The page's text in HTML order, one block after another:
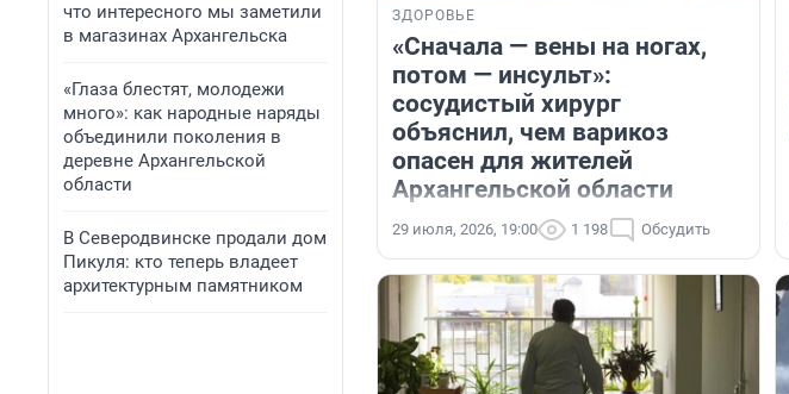
что интересного мы заметили
в магазинах Архангельска
«Глаза блестят, молодежи
много»: как народные наряды
объединили поколения в
деревне Архангельской
области
В Северодвинске продали дом
Пикуля: кто теперь владеет
архитектурным памятником
ЗДОРОВЬЕ
«Сначала — вены на ногах,
потом — инсульт»:
сосудистый хирург
объяснил, чем варикоз
опасен для жителей
Архангельской области
29 июля, 2026, 19:00 1 198 Обсудить